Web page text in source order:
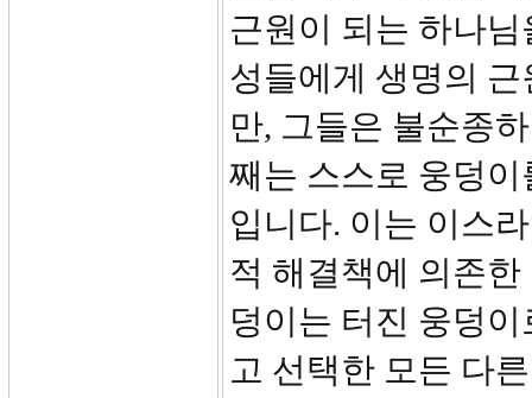
근원이 되는 하나
성들에게 생명의
만, 그들은 불순종
째는 스스로 웅덩
입니다. 이는 이스
적 해결책에 의존
덩이는 터진 웅덩
고 선택한 모든 다